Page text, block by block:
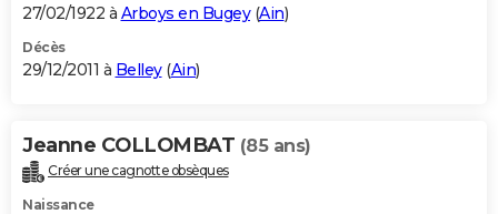
27/02/1922 à Arboys en Bugey(Ain)
Décès
29/12/2011 à Belley(Ain)
Jeanne COLLOMBAT (85 ans)
Créer une cagnotte obsèques
Naissance